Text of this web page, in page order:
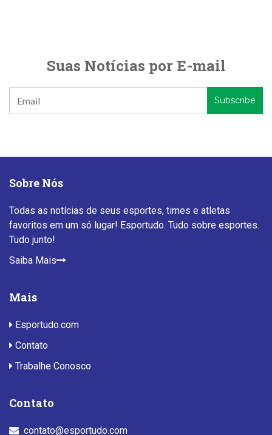
Suas Notícias por E-mail
Sobre Nós
Todas as notícias de seus esportes, times e atletas
favoritos em um só lugar! Esportudo. Tudo sobre esportes.
Tudo junto!
Saiba Mais
Mais
Esportudo.com
Contato
Trabalhe Conosco
Contato
contato@esportudo.com